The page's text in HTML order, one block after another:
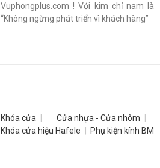
Vuphongplus.com ! Với kim chỉ nam là
“Không ngừng phát triển vì khách hàng”
Khóa cửa Cửa nhựa - Cửa nhôm
Khóa cửa hiệu Hafele
Phụ kiện kính BM